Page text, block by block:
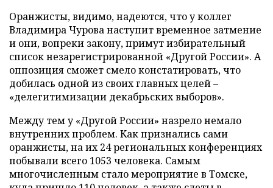
Оранжисты, видимо, надеются, что у коллег
Владимира Чурова наступит временное затмение
и они, вопреки закону, примут избирательный
список незарегистрированной «Другой России». А
оппозиция сможет смело констатировать, что
добилась одной из своих главных целей –
«делегитимизации декабрьских выборов».
Между тем у «Другой России» назрело немало
внутренних проблем. Как признались сами
оранжисты, на их 24 региональных конференциях
побывали всего 1053 человека. Самым
многочисленным стало мероприятие в Томске,